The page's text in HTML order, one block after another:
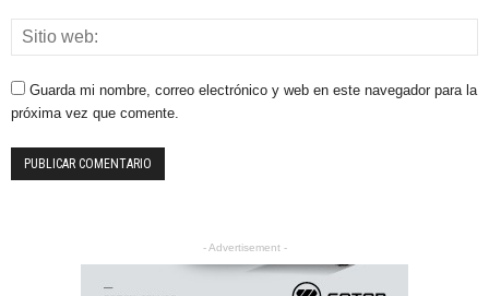
Guarda mi nombre, correo electrónico y web en este navegador para la
próxima vez que comente.
- Advertisement -